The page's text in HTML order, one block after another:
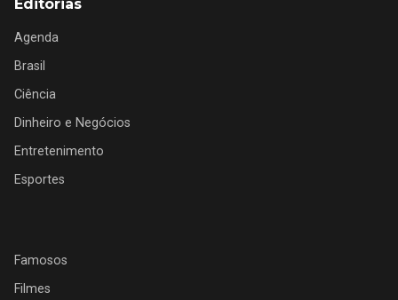
Editorias
Agenda
Brasil
Ciência
Dinheiro e Negócios
Entretenimento
Esportes
Famosos
Filmes